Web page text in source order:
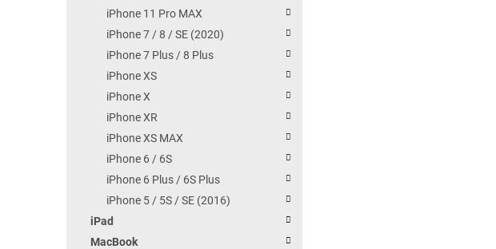
iPhone 11 Pro MAX
iPhone 7 / 8 / SE (2020)
iPhone 7 Plus / 8 Plus
iPhone XS
iPhone X
iPhone XR
iPhone XS MAX
iPhone 6 / 6S
iPhone 6 Plus / 6S Plus
iPhone 5 / 5S / SE (2016)
iPad
MacBook